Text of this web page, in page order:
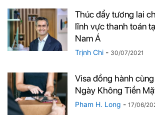
Thúc đẩy tương lai
lĩnh vực thanh toán
Nam Á
Trịnh Chi - 30/07/2021
Visa đồng hành
Ngày Không Tiền
Pham H. Long - 17/06/